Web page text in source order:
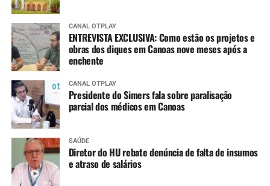
CANAL OTPLAY
ENTREVISTA EXCLUSIVA: Como estão os projetos e
obras dos diques em Canoas nove meses após a
enchente
CANAL OTPLAY
Presidente do Simers fala sobre paralisação
parcial dos médicos em Canoas
SAÚDE
Diretor do HU rebate denúncia de falta de insumos
e atraso de salários